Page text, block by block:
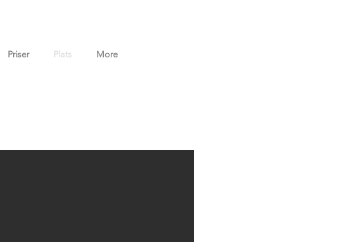
Priser Plats More